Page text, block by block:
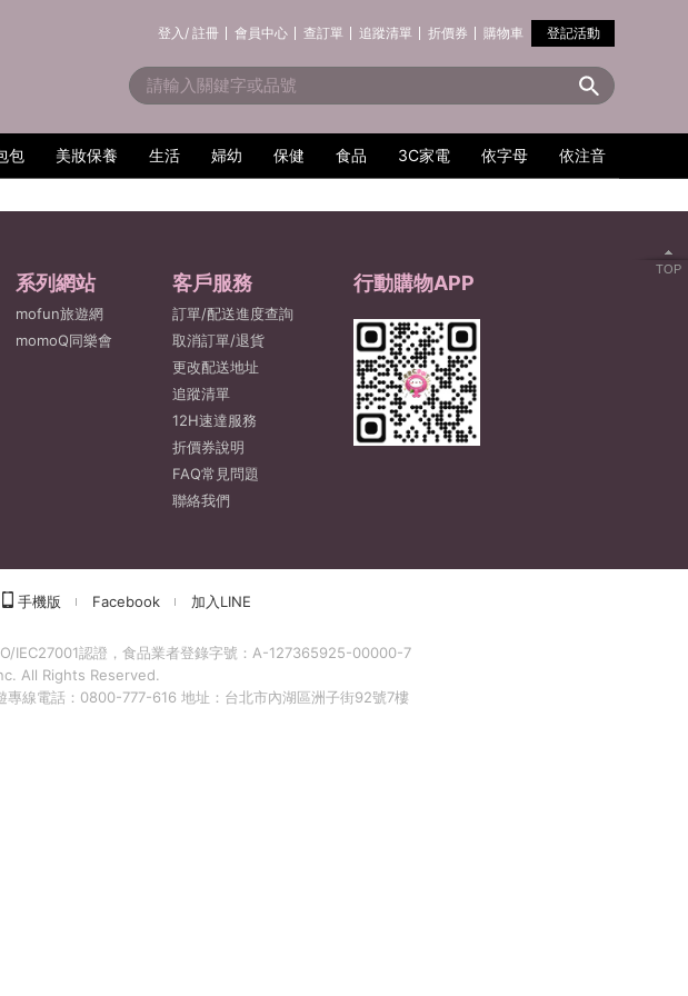
登記活動
登入/ 註冊 會員中心 查訂單 追蹤清單 折價券 購物車
包 美妝保養 生活 婦幼 保健 食品 3C家電 依字母 依注音
TOP
系列網站
mofun旅遊網
momoQ同樂會
客戶服務
訂單/配送進度查詢
取消訂單/退貨
更改配送地址
追蹤清單
12H速達服務
折價券說明
FAQ常見問題
聯絡我們
行動購物APP
手機版 Facebook 加入LINE
IEC27001認證，食品業者登錄字號：A-127365925-00000-7
All Rights Reserved.
線電話：0800-777-616 地址：台北市內湖區洲子街92號7樓